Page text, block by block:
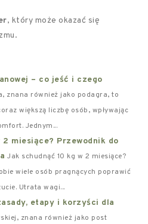
, który może okazać się
– co jeść i czego
znana również jako podagra, to
większą liczbę osób, wpływając
Jednym...
miesiące? Przewodnik do
Jak schudnąć 10 kg w 2 miesiące?
wiele osób pragnących poprawić
Utrata wagi...
etapy i korzyści dla
znana również jako post